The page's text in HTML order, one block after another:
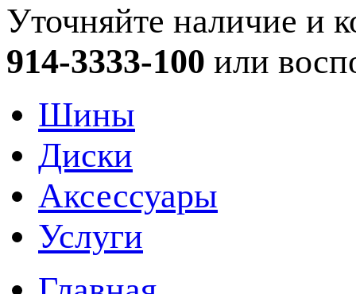
Уточняйте наличие и
914-3333-100 или
Шины
Диски
Аксессуары
Услуги